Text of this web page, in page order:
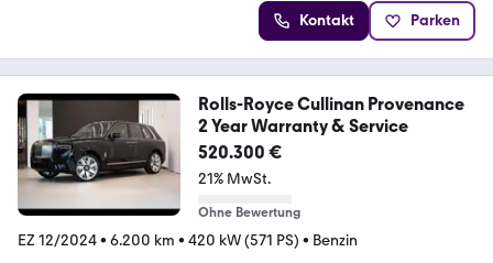
Kontakt Parken
Rolls-Royce Cullinan Provenance
2 Year Warranty & Service
520.300 €
21% MwSt.
Ohne Bewertung
EZ 12/2024• 6.200 km • 420 kW (571 PS) • Benzin